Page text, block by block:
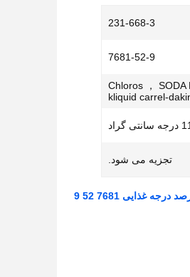
231-668-3
7681-52-9
Chloros ， SODA
kliquid carrel-
گراد
تجزیه می شود.